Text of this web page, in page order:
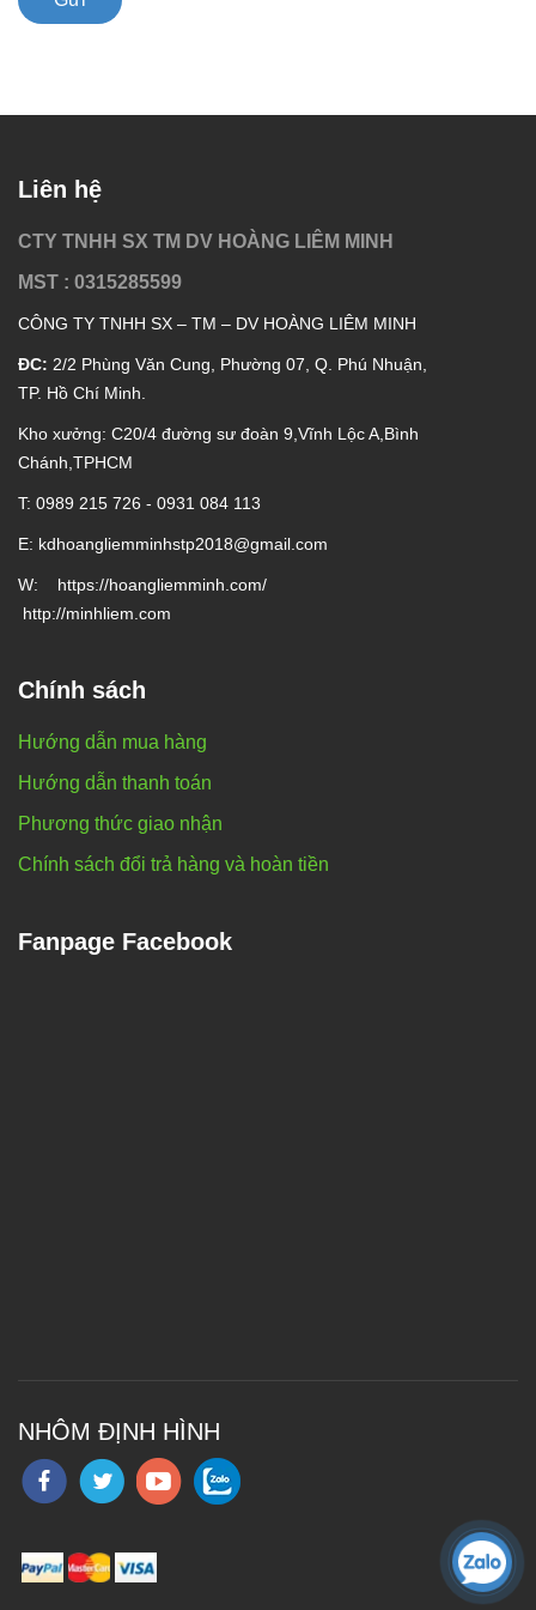
Liên hệ
CTY TNHH SX TM DV HOÀNG LIÊM MINH
MST : 0315285599
CÔNG TY TNHH SX – TM – DV HOÀNG LIÊM MINH
ĐC: 2/2 Phùng Văn Cung, Phường 07, Q. Phú Nhuận,
TP. Hồ Chí Minh.
Kho xưởng: C20/4 đường sư đoàn 9,Vĩnh Lộc A,Bình
Chánh,TPHCM
T: 0989 215 726 - 0931 084 113
E: kdhoangliemminhstp2018@gmail.com
W: https://hoangliemminh.com/
http://minhliem.com
Chính sách
Hướng dẫn mua hàng
Hướng dẫn thanh toán
Phương thức giao nhận
Chính sách đổi trả hàng và hoàn tiền
Fanpage Facebook
NHÔM ĐỊNH HÌNH